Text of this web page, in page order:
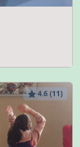
4.6 (11)